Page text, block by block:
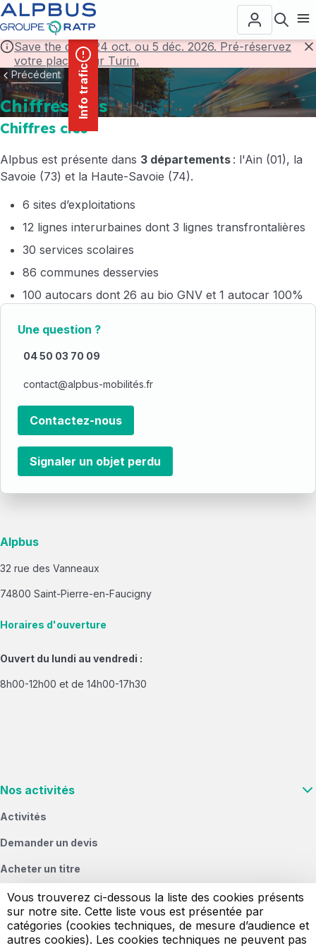
principal
Save the date! 24 oct. ou 5 déc. 2026. Pré-réservez
votre place pour Turin.
Info trafic
Précédent
Chiffres clés
Chiffres clés
Alpbus est présente dans 3 départements : l'Ain (01), la
Savoie (73) et la Haute-Savoie (74).
6 sites d’exploitations
12 lignes interurbaines dont 3 lignes transfrontalières
30 services scolaires
86 communes desservies
100 autocars dont 26 au bio GNV et 1 autocar 100%
Une question ?
04 50 03 70 09
contact@alpbus-mobilités.fr
Contactez-nous
Signaler un objet perdu
Alpbus
32 rue des Vanneaux
74800 Saint-Pierre-en-Faucigny
Horaires d'ouverture
Ouvert du lundi au vendredi :
8h00-12h00 et de 14h00-17h30
Nos activités
Activités
Demander un devis
Acheter un titre
Vous & nous
Signaler un objet perdu
Panneau de gestion des cookies
Vous trouverez ci-dessous la liste des cookies présents
sur notre site. Cette liste vous est présentée par
catégories (cookies techniques, de mesure d’audience et
autres cookies). Les cookies techniques ne peuvent pas